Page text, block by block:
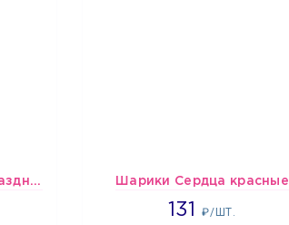
Спираль HB Сладкий Праздник, 12 шт. Шарики Сердца красные
131₽/ШТ.
2660